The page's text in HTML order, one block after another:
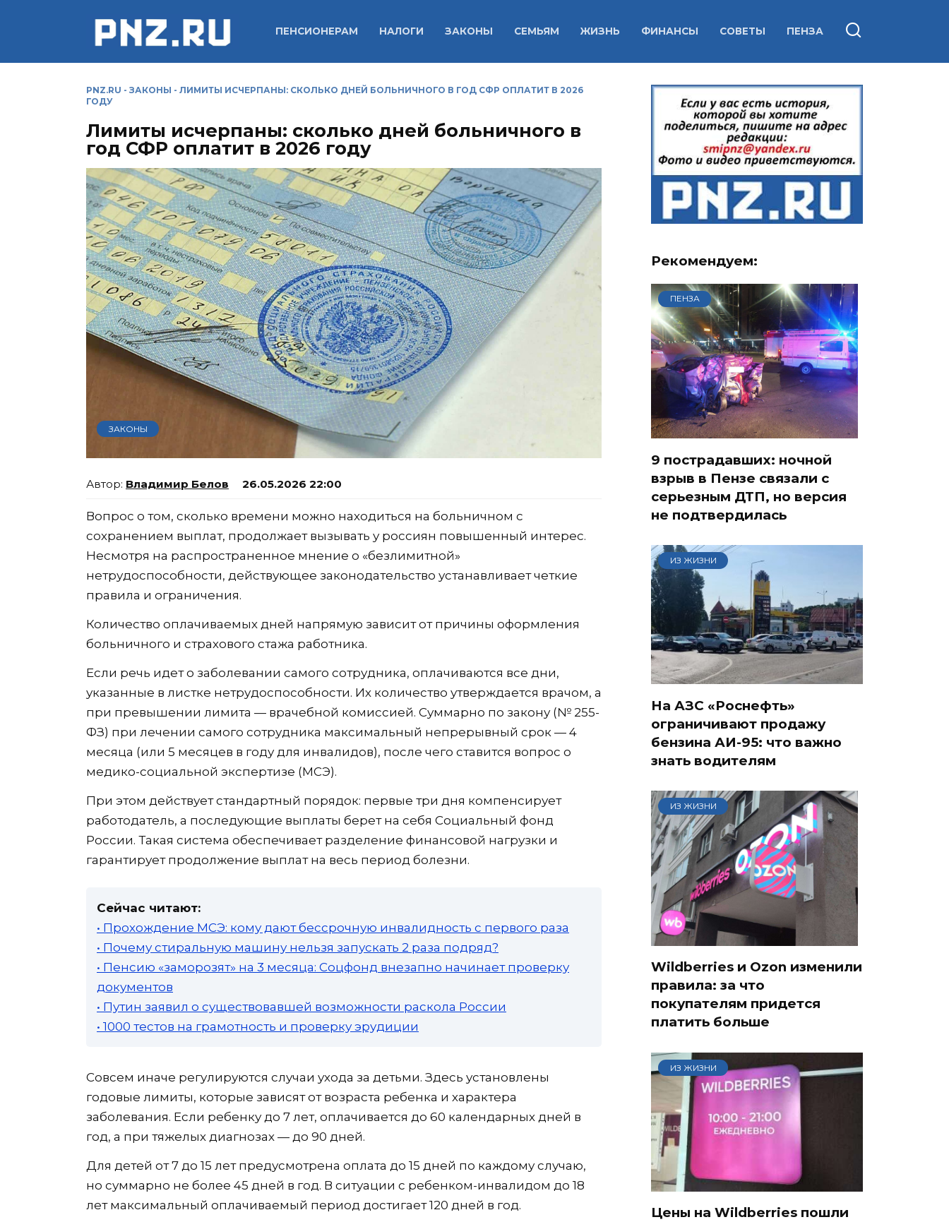
ПЕНСИОНЕРАМ НАЛОГИ ЗАКОНЫ СЕМЬЯМ ЖИЗНЬ ФИНАНСЫ СОВЕТЫ ПЕНЗА
PNZ.RU - ЗАКОНЫ - ЛИМИТЫ ИСЧЕРПАНЫ: СКОЛЬКО ДНЕЙ БОЛЬНИЧНОГО В ГОД СФР ОПЛАТИТ В 2026
ГОДУ
Лимиты исчерпаны: сколько дней больничного в
год СФР оплатит в 2026 году
ЗАКОНЫ
Владимир Белов 26.05.2026 22:00
Вопрос о том, сколько времени можно находиться на больничном с
сохранением выплат, продолжает вызывать у россиян повышенный интерес.
Несмотря на распространенное мнение о «безлимитной»
нетрудоспособности, действующее законодательство устанавливает четкие
правила и ограничения.
Количество оплачиваемых дней напрямую зависит от причины оформления
больничного и страхового стажа работника.
Если речь идет о заболевании самого сотрудника, оплачиваются все дни,
указанные в листке нетрудоспособности. Их количество утверждается врачом, а
при превышении лимита — врачебной комиссией. Суммарно по закону (№ 255-
ФЗ) при лечении самого сотрудника максимальный непрерывный срок — 4
месяца (или 5 месяцев в году для инвалидов), после чего ставится вопрос о
медико-социальной экспертизе (МСЭ).
При этом действует стандартный порядок: первые три дня компенсирует
работодатель, а последующие выплаты берет на себя Социальный фонд
России. Такая система обеспечивает разделение финансовой нагрузки и
гарантирует продолжение выплат на весь период болезни.
Сейчас читают:
• Прохождение МСЭ: кому дают бессрочную инвалидность с первого раза
• Почему стиральную машину нельзя запускать 2 раза подряд?
• Пенсию «заморозят» на 3 месяца: Соцфонд внезапно начинает проверку
документов
• Путин заявил о существовавшей возможности раскола России
• 1000 тестов на грамотность и проверку эрудиции
Совсем иначе регулируются случаи ухода за детьми. Здесь установлены
годовые лимиты, которые зависят от возраста ребенка и характера
заболевания. Если ребенку до 7 лет, оплачивается до 60 календарных дней в
год, а при тяжелых диагнозах — до 90 дней.
Для детей от 7 до 15 лет предусмотрена оплата до 15 дней по каждому случаю,
но суммарно не более 45 дней в год. В ситуации с ребенком-инвалидом до 18
лет максимальный оплачиваемый период достигает 120 дней в год.
Рекомендуем:
ПЕНЗА
9 пострадавших: ночной
взрыв в Пензе связали с
серьезным ДТП, но версия
не подтвердилась
ИЗ ЖИЗНИ
На АЗС «Роснефть»
ограничивают продажу
бензина АИ-95: что важно
знать водителям
ИЗ ЖИЗНИ
Wildberries и Ozon изменили
правила: за что
покупателям придется
платить больше
ИЗ ЖИЗНИ
Цены на Wildberries пошли